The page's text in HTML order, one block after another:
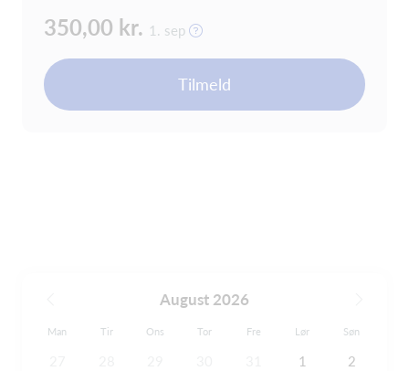
350,00 kr. 1. sep
Tilmeld
August 2026
Man Tir Ons Tor Fre Lør Søn
1 2